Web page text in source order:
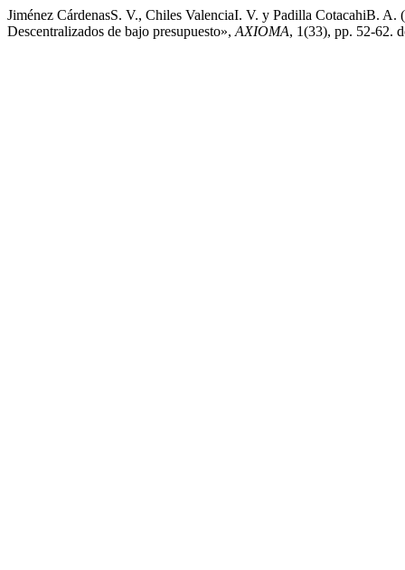
Jiménez CárdenasS. V., Chiles ValenciaI. V. y Padilla CotacahiB.
Descentralizados de bajo presupuesto», AXIOMA, 1(33), pp. 52-62.